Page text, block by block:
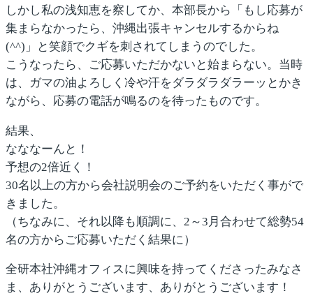
しかし私の浅知恵を察してか、本部長から「もし応募が
集まらなかったら、沖縄出張キャンセルするからね
(^^)」と笑顔でクギを刺されてしまうのでした。
こうなったら、ご応募いただかないと始まらない。当時
は、ガマの油よろしく冷や汗をダラダラダラーッとかき
ながら、応募の電話が鳴るのを待ったものです。
結果、
なななーんと！
予想の2倍近く！
30名以上の方から会社説明会のご予約をいただく事がで
きました。
（ちなみに、それ以降も順調に、2～3月合わせて総勢54
名の方からご応募いただく結果に）
全研本社沖縄オフィスに興味を持ってくださったみなさ
ま、ありがとうございます、ありがとうございます！